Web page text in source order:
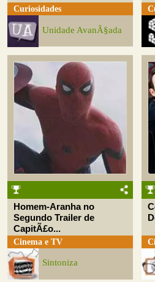
Curiosidades
Unidade AvanÃ§ada
Homem-Aranha no
Segundo Trailer de
CapitÃ£o...
Cinema e TV
Sintoniza